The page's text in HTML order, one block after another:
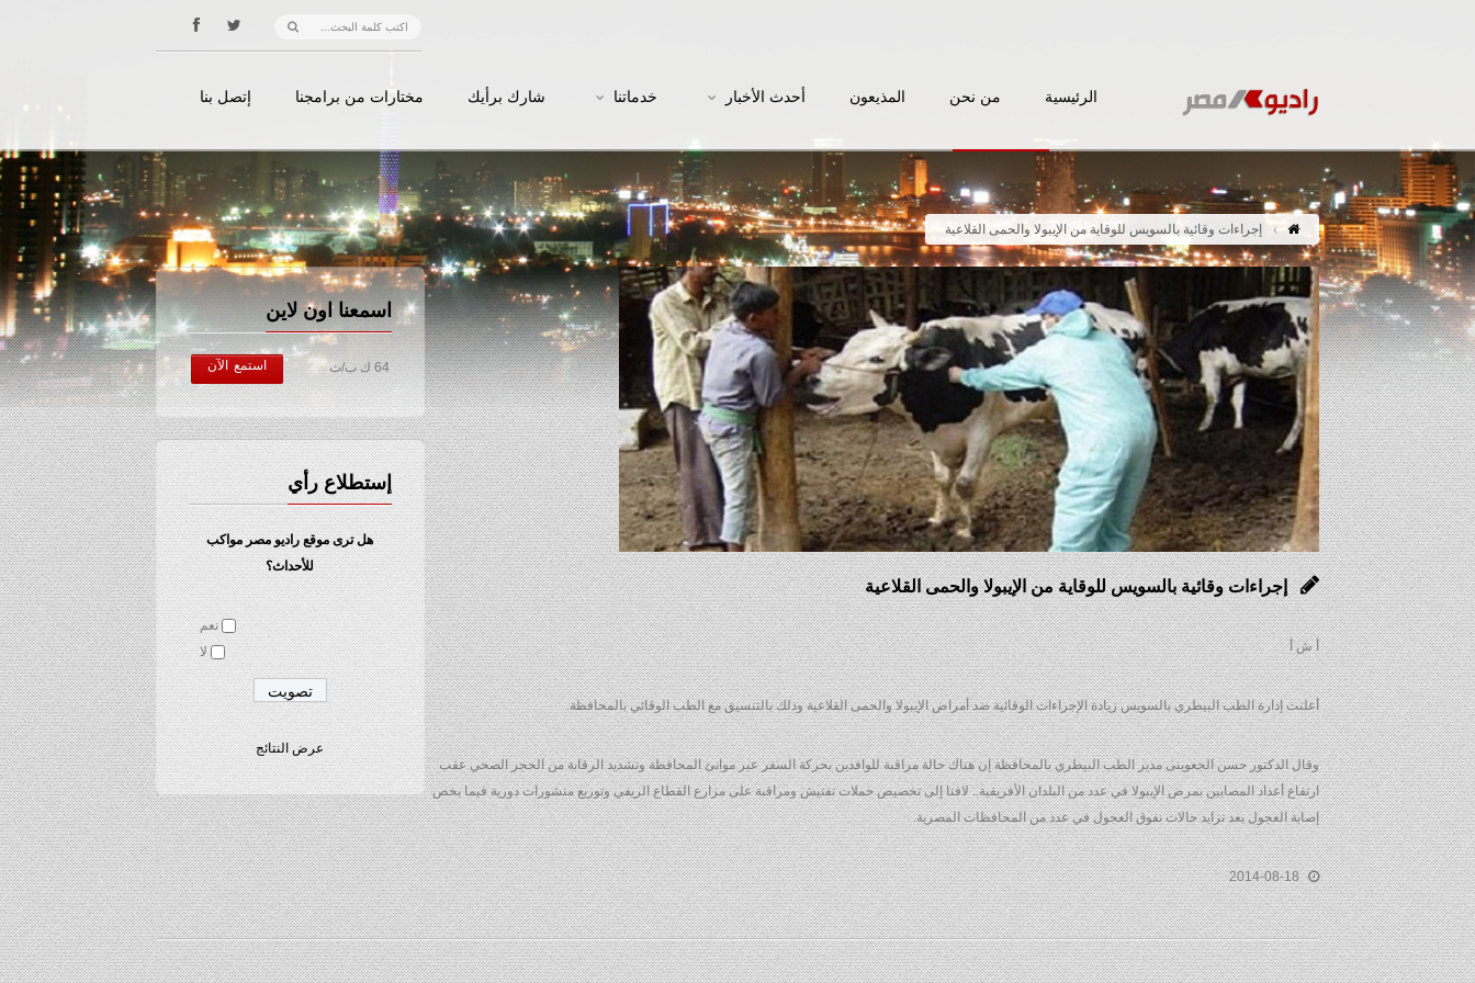
الرئيسية من نحن المذيعون أحدث الأخبار خدماتنا شارك برأيك مختارات من برامجنا إتصل بنا
إجراءات وقائية بالسويس للوقاية من الإيبولا والحمى القلاعية
اسمعنا اون لاين
64 ك ب/ث استمع الآن
إستطلاع رأي
هل ترى موقع راديو مصر مواكب
للأحداث؟
نعم
لا
عرض النتائج
إجراءات وقائية بالسويس للوقاية من الإيبولا والحمى القلاعية
أ ش أ
أعلنت إدارة الطب البيطري بالسويس زيادة الإجراءات الوقائية ضد أمراض الإيبولا والحمى القلاعية وذلك بالتنسيق مع الطب الوقائي بالمحافظة.
وقال الدكتور حسن الجعوينى مدير الطب البيطري بالمحافظة إن هناك حالة مراقبة للوافدين بحركة السفر عبر موانئ المحافظة وتشديد الرقابة من الحجر الصحي عقب
ارتفاع أعداد المصابين بمرض الإيبولا في عدد من البلدان الأفريقية.. لافتا إلى تخصيص حملات تفتيش ومراقبة على مزارع القطاع الريفي وتوزيع منشورات دورية فيما يخص
إصابة العجول بعد تزايد حالات نفوق العجول في عدد من المحافظات المصرية.
2014-08-18